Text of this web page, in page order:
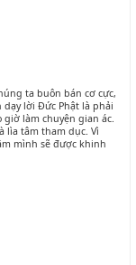
ta buôn bán cơ cực,
dạy lời Đức Phật là phải
giờ làm chuyện gian ác.
lìa tâm tham dục. Vì
mình sẽ được khinh